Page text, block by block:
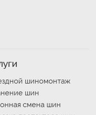
шиномонтаж
шин
смена шин